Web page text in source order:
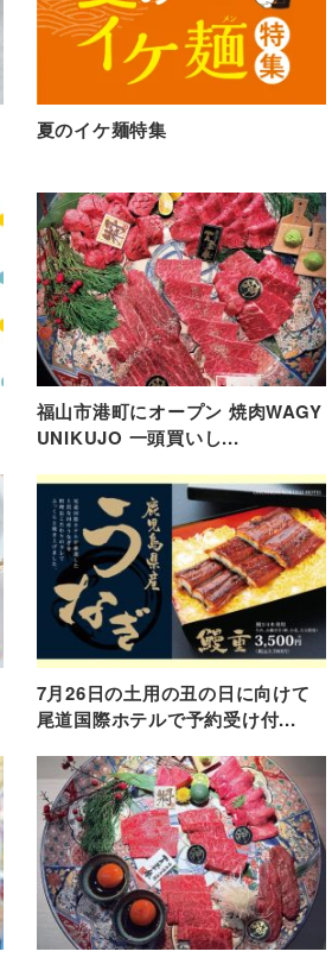
夏のイケ麺特集
福山市港町にオープン 焼肉WAGY
UNIKUJO 一頭買いし...
7月26日の土用の丑の日に向けて
尾道国際ホテルで予約受け付...